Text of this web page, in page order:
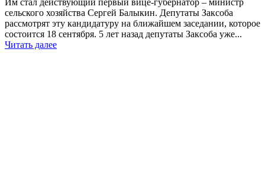
Им стал действующий первый вице-губернатор – министр
сельского хозяйства Сергей Балыкин. Депутаты Заксоба
рассмотрят эту кандидатуру на ближайшем заседании, которое
состоится 18 сентября. 5 лет назад депутаты Заксоба уже...
Читать далее